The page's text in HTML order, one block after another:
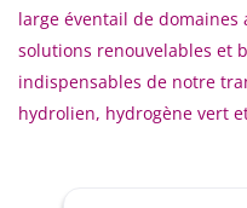
large éventail de domaines
solutions renouvelables et
indispensables de notre
hydrolien, hydrogène vert